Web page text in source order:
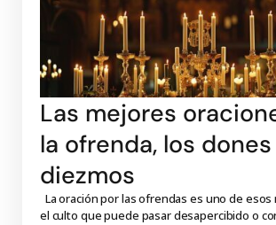
Las mejores
la ofrenda, los
diezmos
La oración por las ofrendas es uno de
el culto que puede pasar desapercibido o